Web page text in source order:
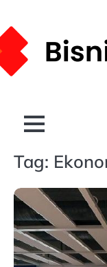
to
content
Tag: